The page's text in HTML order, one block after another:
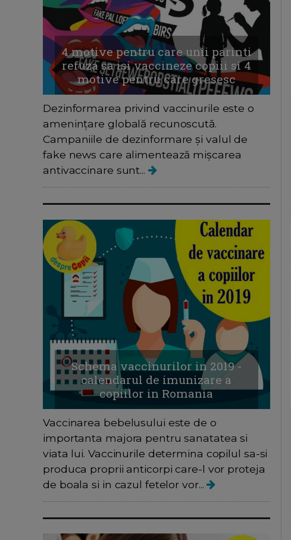
4 motive pentru care unii parinti
refuza sa isi vaccineze copiii si 4
motive pentru care gresesc
Dezinformarea privind vaccinurile este o
amenințare globală recunoscută.
Campaniile de dezinformare și valul de
fake news care alimentează mișcarea
antivaccinare sunt...
Schema vaccinurilor in 2019 -
calendarul de imunizare a
copiilor in Romania
Vaccinarea bebelusului este de o
importanta majora pentru sanatatea si
viata lui. Vaccinurile determina copilul sa-si
produca proprii anticorpi care-l vor proteja
de boala si in cazul fetelor vor...